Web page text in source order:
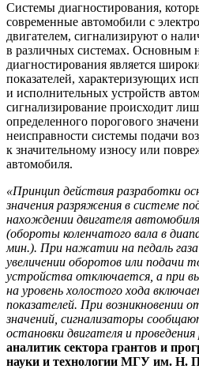
Системы диагностирования,
современные автомобили с
двигателем, сигнализируют о
в различных системах. Основным
диагностирования является
показателей, характеризующих
и исполнительных устройств
сигнализирование происходит
определенного порогового
неисправности системы подачи
к значительному износу или
автомобиля.
«Принцип действия разработки
значения разряжения в системе
нахождении двигателя
(обороты коленчатого вала в
мин.). При нажатии на педаль
увеличении оборотов или подачи
устройства отключается, а при
на уровень холостого хода
показателей. При возникновении
значений, сигнализаторы
остановки двигателя и
аналитик сектора грантов и
науки и технологии МГУ им. Н.